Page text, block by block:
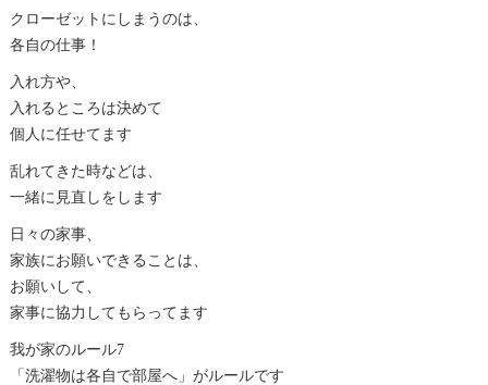
クローゼットにしまうのは、
各自の仕事！
入れ方や、
入れるところは決めて
個人に任せてます
乱れてきた時などは、
一緒に見直しをします
日々の家事、
家族にお願いできることは、
お願いして、
家事に協力してもらってます
我が家のルール7
「洗濯物は各自で部屋へ」がルールです